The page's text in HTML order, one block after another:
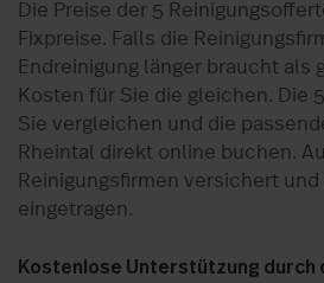
Die Preise der 5
Fixpreise. Falls die
Endreinigung länger braucht als
Kosten für Sie die gleichen. Die
Sie vergleichen und die
Rheintal direkt online buchen.
Reinigungsfirmen versichert
eingetragen.
Kostenlose Unterstützung durch